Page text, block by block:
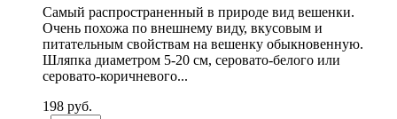
Самый распространенный в природе вид вешенки.
Очень похожа по внешнему виду, вкусовым и
питательным свойствам на вешенку обыкновенную.
Шляпка диаметром 5-20 см, серовато-белого или
серовато-коричневого...
198 руб.